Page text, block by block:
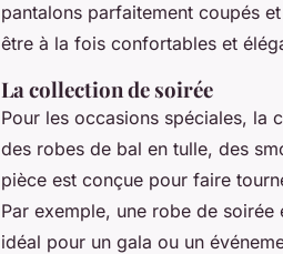
pantalons parfaitement coupés
être à la fois confortables et
La collection de soirée
Pour les occasions spéciales, la
des robes de bal en tulle, des
pièce est conçue pour faire
Par exemple, une robe de
idéal pour un gala ou un